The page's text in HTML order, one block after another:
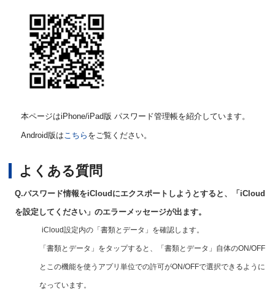
本ページはiPhone/iPad版 パスワード管理帳を紹介しています。
Android版は こちら をご覧ください。
よくある質問
Q.パスワード情報をiCloudにエクスポートしようとすると、「iCloud
を設定してください」のエラーメッセージが出ます。
iCloud設定内の「書類とデータ」を確認します。
「書類とデータ」をタップすると、「書類とデータ」自体のON/OFF
とこの機能を使うアプリ単位での許可がON/OFFで選択できるように
なっています。